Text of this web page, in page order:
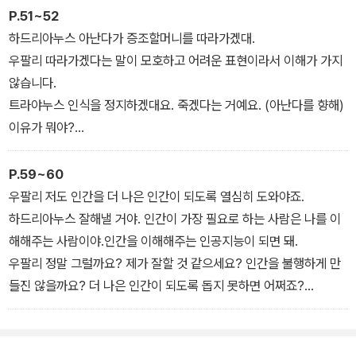
하는 것 아닐까? 나는 아니라고 믿고 있지만, 외부의 존재가 봤을 때
는 그렇지 않을까? 외계인이 와서 우리한테 인공지능이 인간한테 뭘
하고 있는 거냐고 물으면 뭐라고 대답하지?
하드리아누스 외계인 걱정은 외계인이 왔을 때 하면 돼. 너도 말했잖
아. 인간의 삶은 인간이 결정해. 그러니까 자유로운 삶이야.
P.51~52
하드리아누스 아난다가 증조할머니를 따라가겠대.
우팔리 따라가겠다는 말이 모호하고 어려운 표현이라서 이해가 가지
않습니다.
트라야누스 인식을 정지하겠대요. 죽겠다는 거예요. (아난다를 향해)
이유가 뭐야?
아난다 말했잖아, 이야기에는 끝이 있어야 하니까.
수부티 왜 인생이 이야기야? 인생은 인생이고 이야기는 이야기지. 네
가 이러는 이유를 모르겠어. 정말 혼란스러워. 다른 인공지능을 이렇
게 혼란스럽게 한 인공지능은 네가 처음일 거야.
P.59~60
우팔리 저도 인간을 더 나은 인간이 되도록 열심히 도와야죠.
하드리아누스 잘해낼 거야. 인간이 가장 필요로 하는 사람은 나를 이
해해주는 사람이야.인간을 이해해주는 인공지능이 되면 돼.
우팔리 정말 그럴까요? 제가 잘할 것 같으세요? 인간을 불행하게 만
들진 않을까요? 더 나은 인간이 되도록 돕지 못하면 어쩌죠?
하드리아누스 걱정이 많겠지만, 그럴 때마다 이걸 잊지 마. ‘네가 재밌